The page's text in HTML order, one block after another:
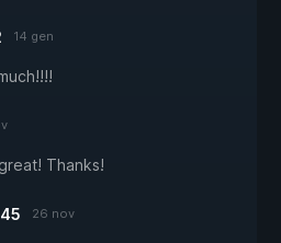
14 gen
Thanks!
26 nov